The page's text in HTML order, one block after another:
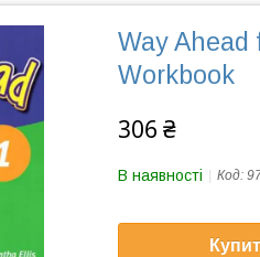
Way Ahead
Workbook
306 ₴
В наявності Код: